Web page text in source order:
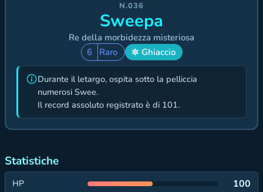
N.036
Sweepa
Re della morbidezza misteriosa
6
Raro Ghiaccio
Durante il letargo, ospita sotto la pelliccia
numerosi Swee.
Il record assoluto registrato è di 101.
Statistiche
HP 100